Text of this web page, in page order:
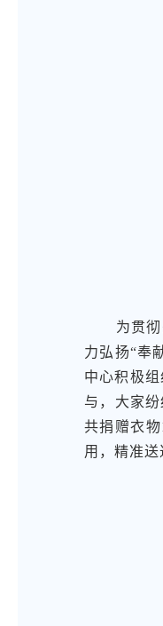
为贯
力弘扬“奉
中心积极
与，大家
共捐赠衣
用，精准